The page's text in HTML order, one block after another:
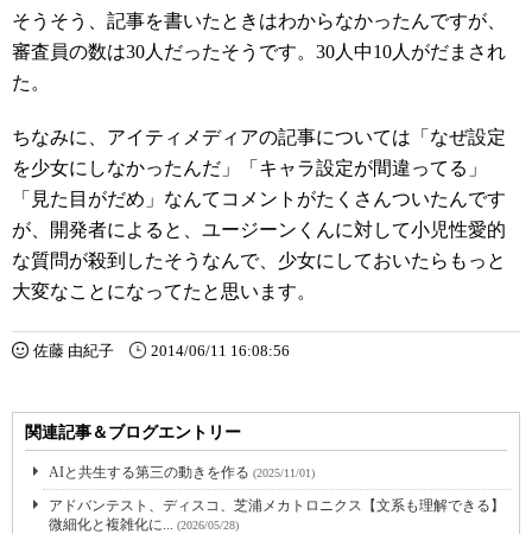
そうそう、記事を書いたときはわからなかったんですが、
審査員の数は30人だったそうです。30人中10人がだまされ
た。
ちなみに、アイティメディアの記事については「なぜ設定
を少女にしなかったんだ」「キャラ設定が間違ってる」
「見た目がだめ」なんてコメントがたくさんついたんです
が、開発者によると、ユージーンくんに対して小児性愛的
な質問が殺到したそうなんで、少女にしておいたらもっと
大変なことになってたと思います。
佐藤 由紀子 2014/06/11 16:08:56
関連記事＆ブログエントリー
AIと共生する第三の動きを作る (2025/11/01)
アドバンテスト、ディスコ、芝浦メカトロニクス【文系も理解できる】
微細化と複雑化に... (2026/05/28)